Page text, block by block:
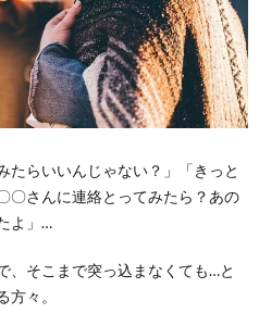
たらいいんじゃない？」「きっと
〇さんに連絡とってみたら？あの
よ」…
、そこまで突っ込まなくても…と
々。